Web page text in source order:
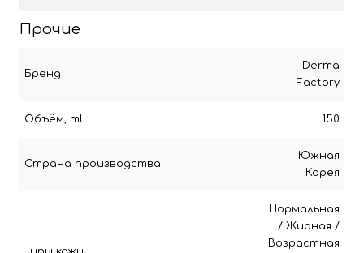
Прочие
Бренд
Derma
Factory
Объём, ml 150
Страна производства
Южная
Корея
Нормальная
/ Жирная /
Возрастная